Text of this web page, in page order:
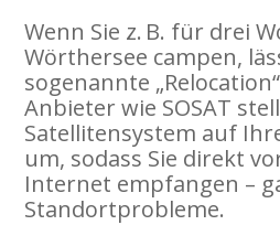
Wenn Sie z. B. für drei
Wörthersee campen,
sogenannte
Anbieter wie SOSAT
Satellitensystem auf
um, sodass Sie direkt
Internet empfangen –
Standortprobleme.